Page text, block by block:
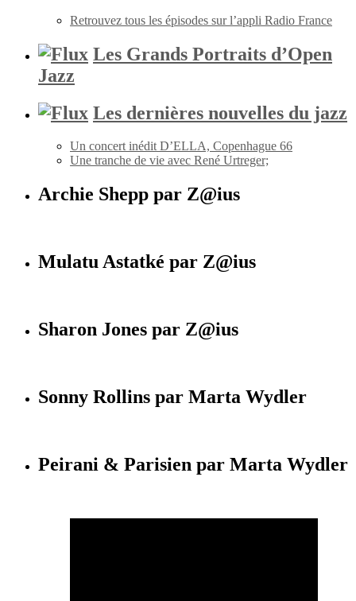
Retrouvez tous les épisodes sur l’appli Radio France
Les Grands Portraits d’Open
Jazz
Les dernières nouvelles du jazz
Un concert inédit D’ELLA, Copenhague 66
Une tranche de vie avec René Urtreger;
Archie Shepp par Z@ius
Mulatu Astatké par Z@ius
Sharon Jones par Z@ius
Sonny Rollins par Marta Wydler
Peirani & Parisien par Marta Wydler